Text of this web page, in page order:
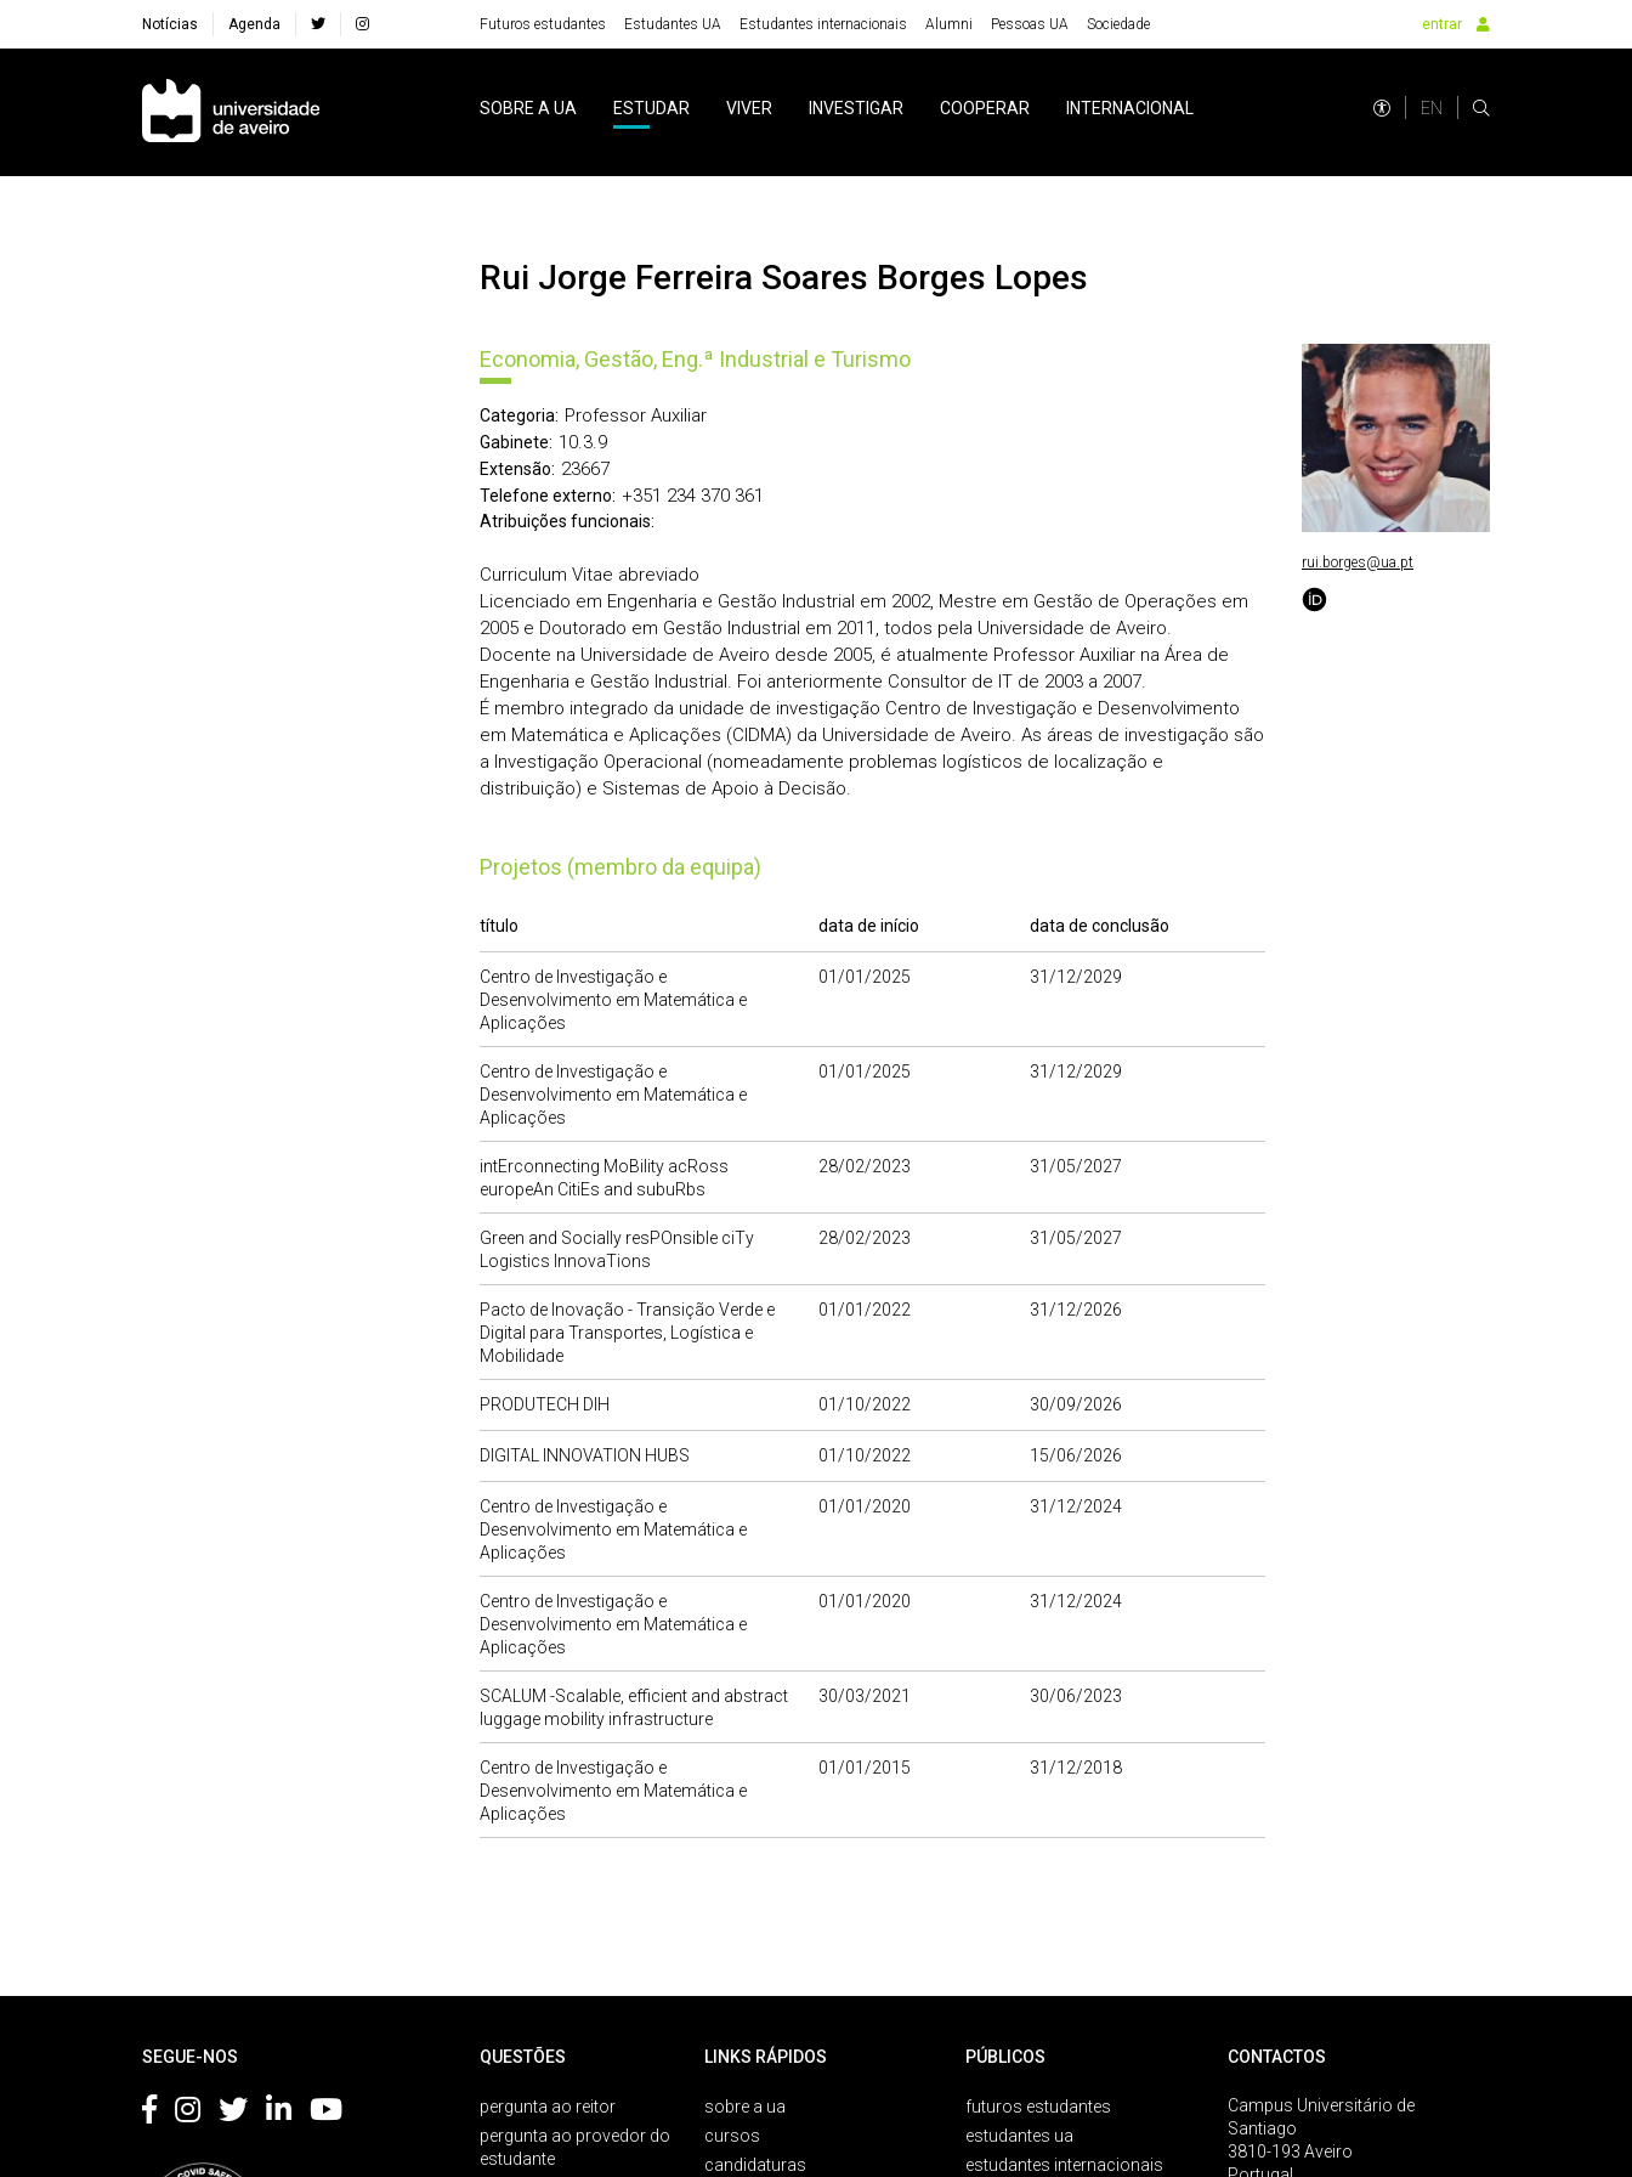
Notícias Agenda Futuros estudantes Estudantes UA Estudantes internacionais Alumni Pessoas UA Sociedade entrar
Navegação Principal
SOBRE A UA ESTUDAR VIVER INVESTIGAR COOPERAR INTERNACIONAL EN
Rui Jorge Ferreira Soares Borges Lopes
Economia, Gestão, Eng.ª Industrial e Turismo
Categoria: Professor Auxiliar
Gabinete: 10.3.9
Extensão: 23667
Telefone externo: +351 234 370 361
Atribuições funcionais:
Curriculum Vitae abreviado
Licenciado em Engenharia e Gestão Industrial em 2002, Mestre em Gestão de Operações em
2005 e Doutorado em Gestão Industrial em 2011, todos pela Universidade de Aveiro.
Docente na Universidade de Aveiro desde 2005, é atualmente Professor Auxiliar na Área de
Engenharia e Gestão Industrial. Foi anteriormente Consultor de IT de 2003 a 2007.
É membro integrado da unidade de investigação Centro de Investigação e Desenvolvimento
em Matemática e Aplicações (CIDMA) da Universidade de Aveiro. As áreas de investigação são
a Investigação Operacional (nomeadamente problemas logísticos de localização e
distribuição) e Sistemas de Apoio à Decisão.
Projetos (membro da equipa)
título data de início data de conclusão
Centro de Investigação e
Desenvolvimento em Matemática e
Aplicações
01/01/2025 31/12/2029
Centro de Investigação e
Desenvolvimento em Matemática e
Aplicações
01/01/2025 31/12/2029
intErconnecting MoBility acRoss
europeAn CitiEs and subuRbs
28/02/2023 31/05/2027
Green and Socially resPOnsible ciTy
Logistics InnovaTions
28/02/2023 31/05/2027
Pacto de Inovação - Transição Verde e
Digital para Transportes, Logística e
Mobilidade
01/01/2022 31/12/2026
PRODUTECH DIH 01/10/2022 30/09/2026
DIGITAL INNOVATION HUBS 01/10/2022 15/06/2026
Centro de Investigação e
Desenvolvimento em Matemática e
Aplicações
01/01/2020 31/12/2024
Centro de Investigação e
Desenvolvimento em Matemática e
Aplicações
01/01/2020 31/12/2024
SCALUM -Scalable, efficient and abstract
luggage mobility infrastructure
30/03/2021 30/06/2023
Centro de Investigação e
Desenvolvimento em Matemática e
Aplicações
01/01/2015 31/12/2018
rui.borges@ua.pt
SEGUE-NOS QUESTÕES
pergunta ao reitor
pergunta ao provedor do
estudante
LINKS RÁPIDOS
sobre a ua
cursos
candidaturas
PÚBLICOS
futuros estudantes
estudantes ua
estudantes internacionais
CONTACTOS
Campus Universitário de
Santiago
3810-193 Aveiro